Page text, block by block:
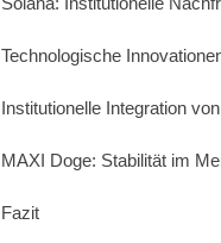
Technologische
Institutionelle Integration
MAXI Doge: Stabilität im
Fazit